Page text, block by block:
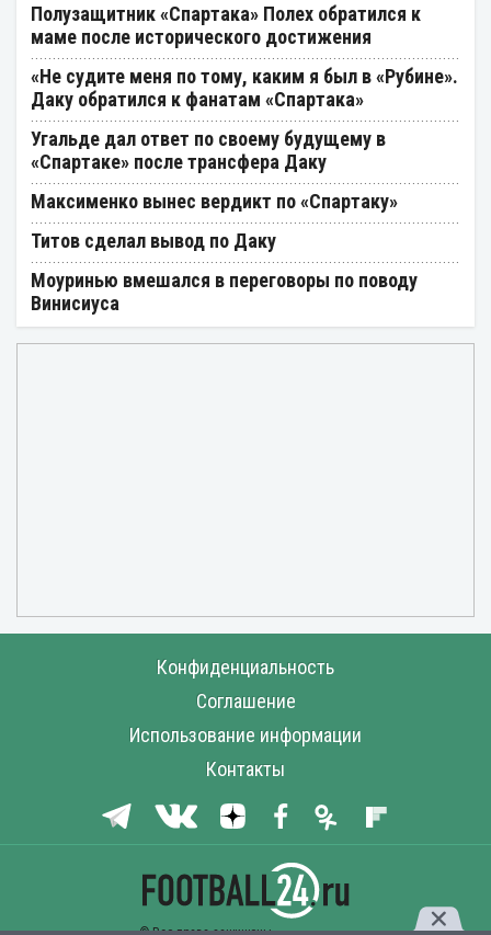
Полузащитник «Спартака» Полех обратился к
маме после исторического достижения
«Не судите меня по тому, каким я был в «Рубине».
Даку обратился к фанатам «Спартака»
Угальде дал ответ по своему будущему в
«Спартаке» после трансфера Даку
Максименко вынес вердикт по «Спартаку»
Титов сделал вывод по Даку
Моуринью вмешался в переговоры по поводу
Винисиуса
Конфиденциальность
Соглашение
Использование информации
Контакты